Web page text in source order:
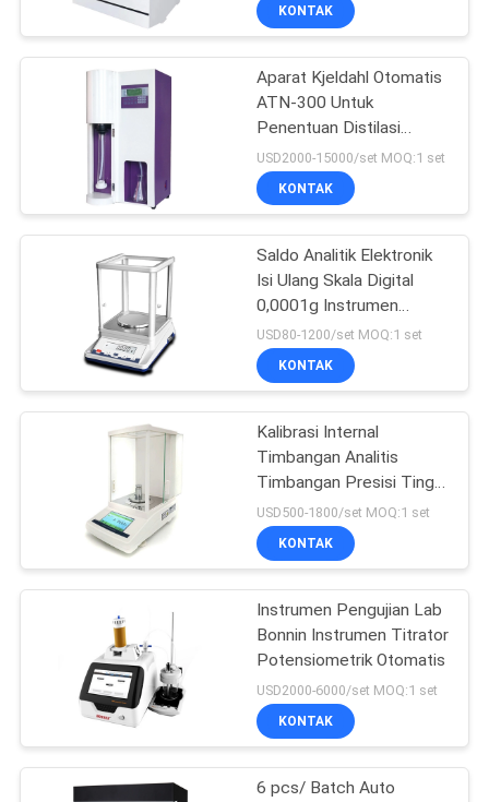
KONTROL
KUALITAS
HUBUNGI
PERMINTAAN
PENAWARAN
SITEMAP
PRIVACY
Instrumen Pengujian
Lab
Proofer Flexo Offset
Tinta
TGA DSC Instrumen
Termal
14
KONTAK
Aparat Kjeldahl Otomatis
ATN-300 Untuk
Penentuan Distilasi
Nitrogen Protein
USD2000-15000/set MOQ:1 set
KONTAK
Saldo Analitik Elektronik
Isi Ulang Skala Digital
0,0001g Instrumen
Pengujian Lab
USD80-1200/set MOQ:1 set
KONTAK
Kalibrasi Internal
Timbangan Analitis
Timbangan Presisi Tinggi
0,0001g RS232 USB
USD500-1800/set MOQ:1 set
KONTAK
Instrumen Pengujian Lab
Bonnin Instrumen Titrator
Potensiometrik Otomatis
USD2000-6000/set MOQ:1 set
KONTAK
6 pcs/ Batch Auto